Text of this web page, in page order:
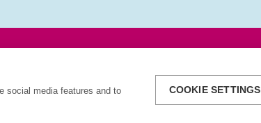
social media features and to
COOKIE SETTINGS
trafikanalys@trafa.se
Tillgänglighetsredogörelse